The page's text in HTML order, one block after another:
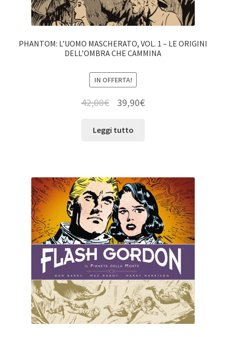
PHANTOM: L’UOMO MASCHERATO, VOL. 1 – LE ORIGINI
DELL’OMBRA CHE CAMMINA
IN OFFERTA!
42,00€ 39,90€
Leggi tutto